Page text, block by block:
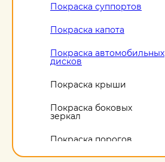
Покраска суппортов
Покраска капота
Покраска автомобильных
дисков
Покраска крыши
Покраска боковых
зеркал
Покраска порогов